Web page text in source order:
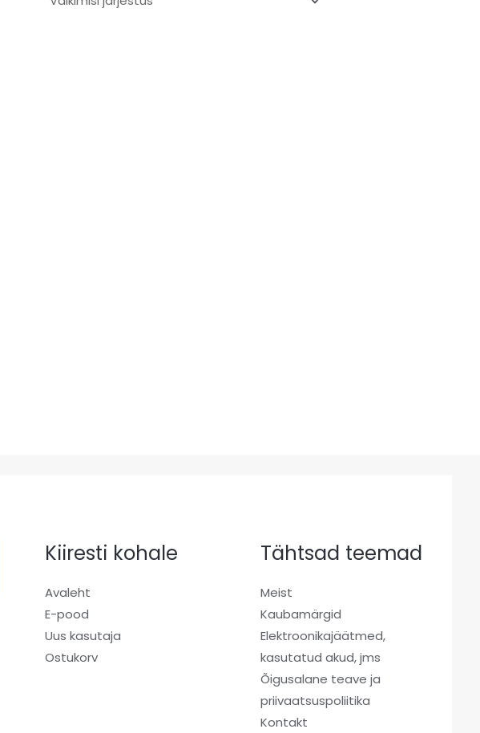
Kiiresti kohale
Avaleht
E-pood
Uus kasutaja
Ostukorv
Tähtsad teemad
Meist
Kaubamärgid
Elektroonikajäätmed,
kasutatud akud, jms
Õigusalane teave ja
priivaatsuspoliitika
Kontakt